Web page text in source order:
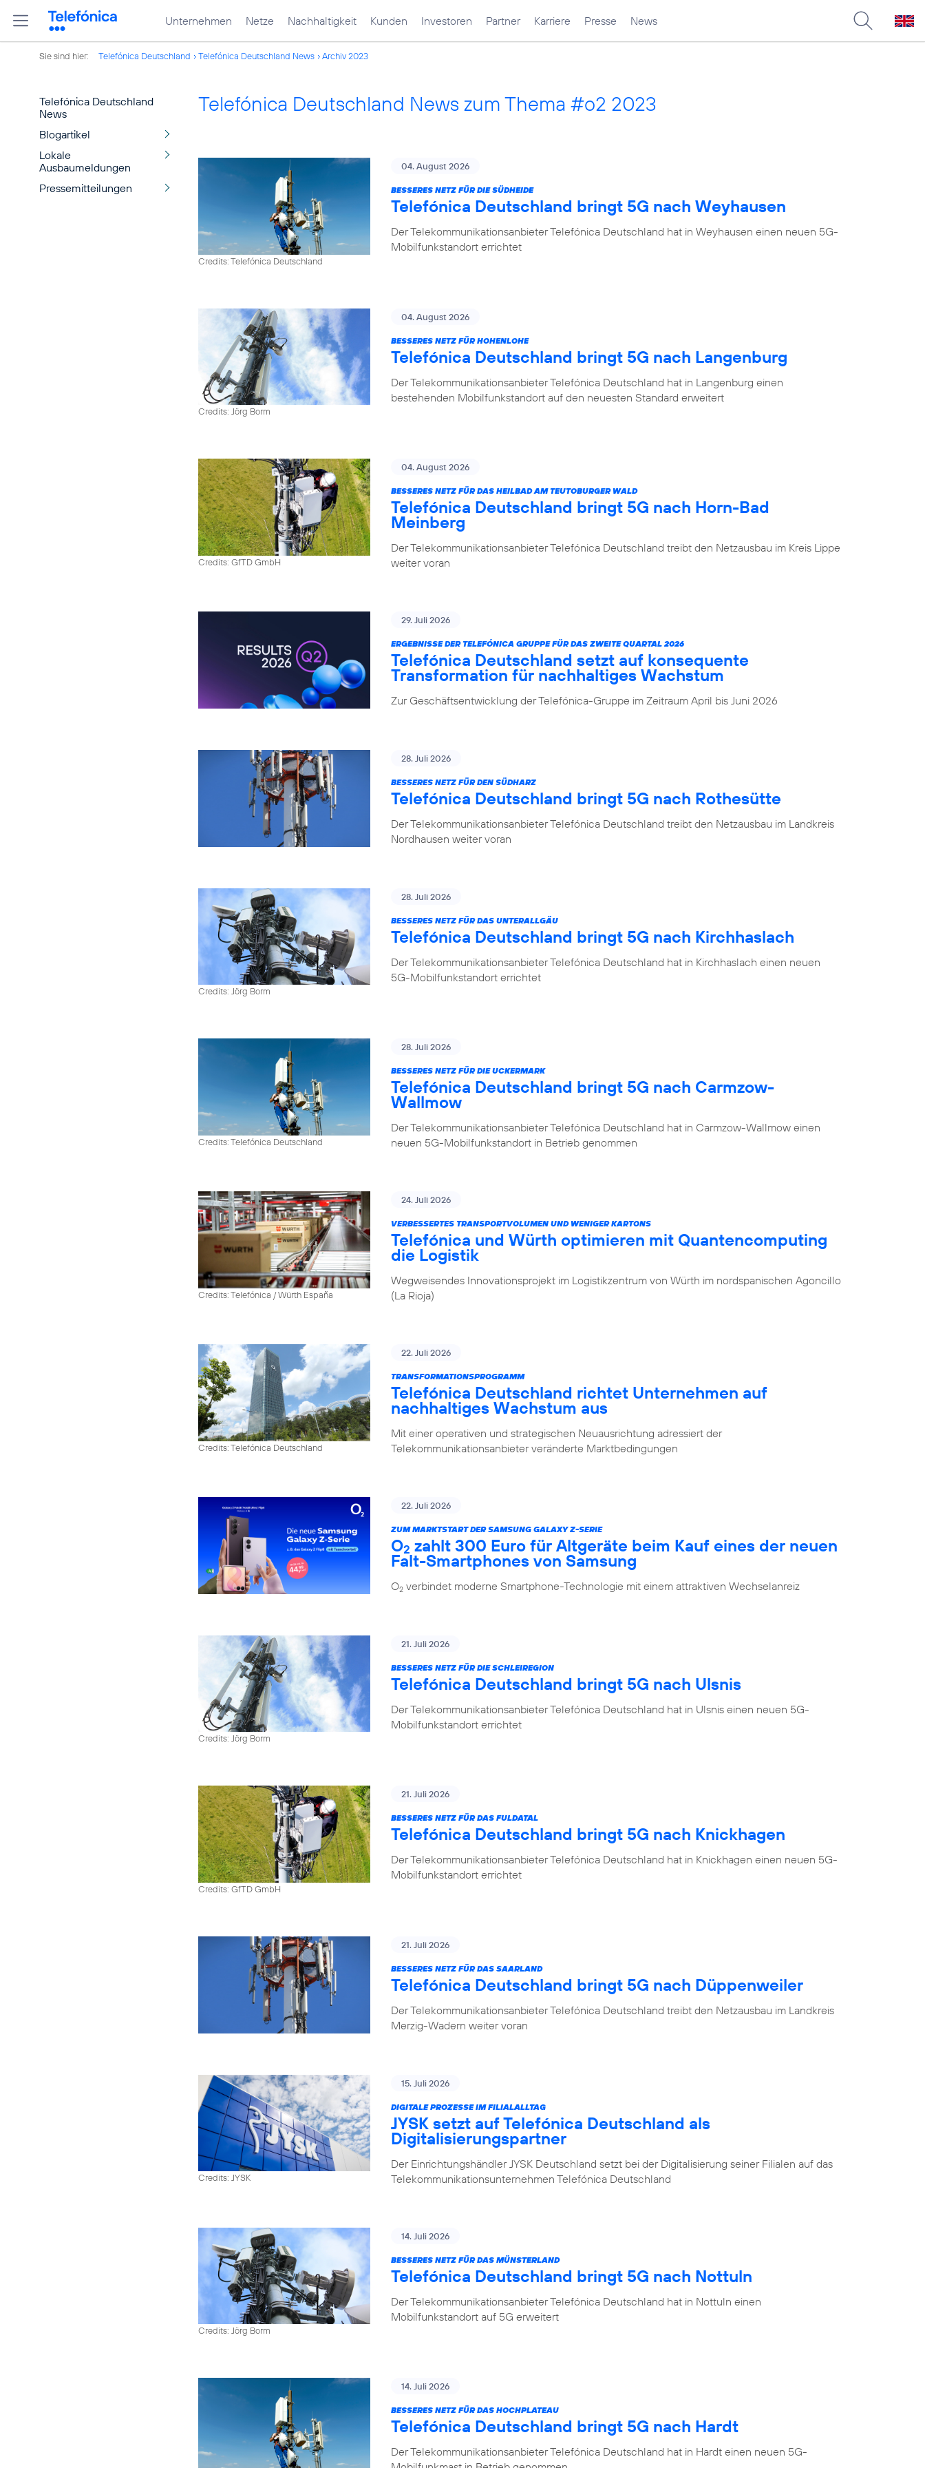
Unternehmen Netze Nachhaltigkeit Kunden Investoren Partner Karriere Presse News
Sie sind hier: Telefónica Deutschland Telefónica Deutschland News Archiv 2023
Telefónica Deutschland
News
Blogartikel
Lokale
Ausbaumeldungen
Pressemitteilungen
Telefónica Deutschland News zum Thema #o2 2023
Credits: Telefónica Deutschland
04. August 2026
BESSERES NETZ FÜR DIE SÜDHEIDE
Telefónica Deutschland bringt 5G nach Weyhausen
Der Telekommunikationsanbieter Telefónica Deutschland hat in Weyhausen einen neuen 5G-
Mobilfunkstandort errichtet
Credits: Jörg Borm
04. August 2026
BESSERES NETZ FÜR HOHENLOHE
Telefónica Deutschland bringt 5G nach Langenburg
Der Telekommunikationsanbieter Telefónica Deutschland hat in Langenburg einen
bestehenden Mobilfunkstandort auf den neuesten Standard erweitert
Credits: GfTD GmbH
04. August 2026
BESSERES NETZ FÜR DAS HEILBAD AM TEUTOBURGER WALD
Telefónica Deutschland bringt 5G nach Horn-Bad
Meinberg
Der Telekommunikationsanbieter Telefónica Deutschland treibt den Netzausbau im Kreis Lippe
weiter voran
29. Juli 2026
ERGEBNISSE DER TELEFÓNICA GRUPPE FÜR DAS ZWEITE QUARTAL 2026
Telefónica Deutschland setzt auf konsequente
Transformation für nachhaltiges Wachstum
Zur Geschäftsentwicklung der Telefónica-Gruppe im Zeitraum April bis Juni 2026
28. Juli 2026
BESSERES NETZ FÜR DEN SÜDHARZ
Telefónica Deutschland bringt 5G nach Rothesütte
Der Telekommunikationsanbieter Telefónica Deutschland treibt den Netzausbau im Landkreis
Nordhausen weiter voran
Credits: Jörg Borm
28. Juli 2026
BESSERES NETZ FÜR DAS UNTERALLGÄU
Telefónica Deutschland bringt 5G nach Kirchhaslach
Der Telekommunikationsanbieter Telefónica Deutschland hat in Kirchhaslach einen neuen
5G-Mobilfunkstandort errichtet
Credits: Telefónica Deutschland
28. Juli 2026
BESSERES NETZ FÜR DIE UCKERMARK
Telefónica Deutschland bringt 5G nach Carmzow-
Wallmow
Der Telekommunikationsanbieter Telefónica Deutschland hat in Carmzow-Wallmow einen
neuen 5G-Mobilfunkstandort in Betrieb genommen
Credits: Telefónica / Würth España
24. Juli 2026
VERBESSERTES TRANSPORTVOLUMEN UND WENIGER KARTONS
Telefónica und Würth optimieren mit Quantencomputing
die Logistik
Wegweisendes Innovationsprojekt im Logistikzentrum von Würth im nordspanischen Agoncillo
(La Rioja)
Credits: Telefónica Deutschland
22. Juli 2026
TRANSFORMATIONSPROGRAMM
Telefónica Deutschland richtet Unternehmen auf
nachhaltiges Wachstum aus
Mit einer operativen und strategischen Neuausrichtung adressiert der
Telekommunikationsanbieter veränderte Marktbedingungen
22. Juli 2026
ZUM MARKTSTART DER SAMSUNG GALAXY Z-SERIE
O2 zahlt 300 Euro für Altgeräte beim Kauf eines der neuen
Falt-Smartphones von Samsung
O2 verbindet moderne Smartphone-Technologie mit einem attraktiven Wechselanreiz
Credits: Jörg Borm
21. Juli 2026
BESSERES NETZ FÜR DIE SCHLEIREGION
Telefónica Deutschland bringt 5G nach Ulsnis
Der Telekommunikationsanbieter Telefónica Deutschland hat in Ulsnis einen neuen 5G-
Mobilfunkstandort errichtet
Credits: GfTD GmbH
21. Juli 2026
BESSERES NETZ FÜR DAS FULDATAL
Telefónica Deutschland bringt 5G nach Knickhagen
Der Telekommunikationsanbieter Telefónica Deutschland hat in Knickhagen einen neuen 5G-
Mobilfunkstandort errichtet
21. Juli 2026
BESSERES NETZ FÜR DAS SAARLAND
Telefónica Deutschland bringt 5G nach Düppenweiler
Der Telekommunikationsanbieter Telefónica Deutschland treibt den Netzausbau im Landkreis
Merzig-Wadern weiter voran
Credits: JYSK
15. Juli 2026
DIGITALE PROZESSE IM FILIALALLTAG
JYSK setzt auf Telefónica Deutschland als
Digitalisierungspartner
Der Einrichtungshändler JYSK Deutschland setzt bei der Digitalisierung seiner Filialen auf das
Telekommunikationsunternehmen Telefónica Deutschland
Credits: Jörg Borm
14. Juli 2026
BESSERES NETZ FÜR DAS MÜNSTERLAND
Telefónica Deutschland bringt 5G nach Nottuln
Der Telekommunikationsanbieter Telefónica Deutschland hat in Nottuln einen
Mobilfunkstandort auf 5G erweitert
14. Juli 2026
BESSERES NETZ FÜR DAS HOCHPLATEAU
Telefónica Deutschland bringt 5G nach Hardt
Der Telekommunikationsanbieter Telefónica Deutschland hat in Hardt einen neuen 5G-